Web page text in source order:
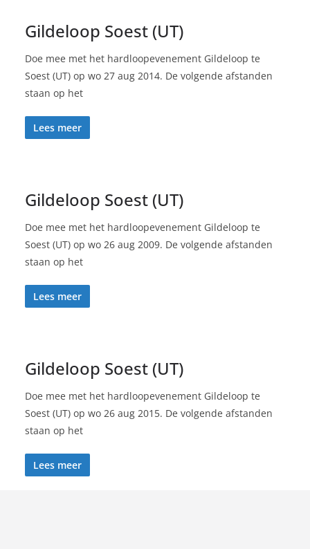
Gildeloop Soest (UT)
Doe mee met het hardloopevenement Gildeloop te
Soest (UT) op wo 27 aug 2014. De volgende afstanden
staan op het
Lees meer
Gildeloop Soest (UT)
Doe mee met het hardloopevenement Gildeloop te
Soest (UT) op wo 26 aug 2009. De volgende afstanden
staan op het
Lees meer
Gildeloop Soest (UT)
Doe mee met het hardloopevenement Gildeloop te
Soest (UT) op wo 26 aug 2015. De volgende afstanden
staan op het
Lees meer